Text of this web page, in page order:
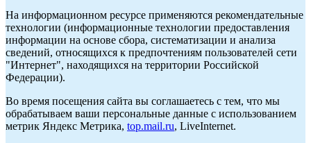
На информационном ресурсе применяются рекомендательные
технологии (информационные технологии предоставления
информации на основе сбора, систематизации и анализа
сведений, относящихся к предпочтениям пользователей сети
"Интернет", находящихся на территории Российской
Федерации).
Во время посещения сайта вы соглашаетесь с тем, что мы
обрабатываем ваши персональные данные с использованием
метрик Яндекс Метрика, top.mail.ru, LiveInternet.